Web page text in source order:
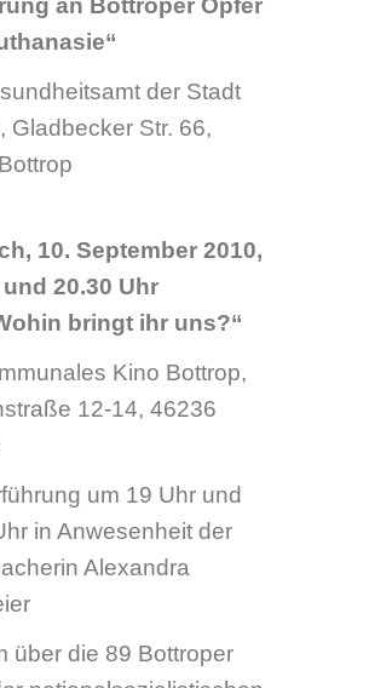
2009 ausfindig
Die Berliner
Alexandra
hat mit ihnen
geführt.
[PDF, 1.23 MB]
zur
2009
[PDF, 1.67 MB]
Opfer der
von Diakoniepfarrer